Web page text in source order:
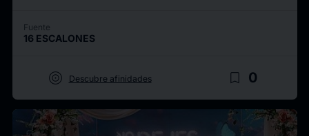
Fuente
16 ESCALONES
target Descubre afinidades bookmark_border 0